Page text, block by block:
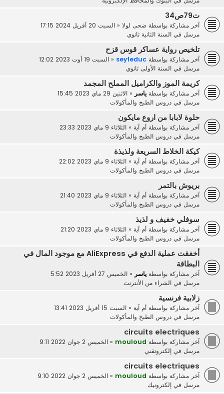
ت79ص34
آخر مشاركة بواسطة ضحى لولا« السبت 20 أفريل 2024 17:15
مرسل في السنة الثانية ثانوي
تلخيص رواية عساكر قوس قزح
آخر مشاركة بواسطة seyfeduc
« السبت 19 أوت 2023 12:02
مرسل في السنة الأولى ثانوي
كريمة الموز والكراميل المملح المجمد
آخر مشاركة بواسطة ياسر« الاثنين 29 ماي 2023 15:45
مرسل في دروس الطبخ والمأكولات
حلوة لابابا من اروع مايكون
آخر مشاركة بواسطة أم آية« الثلاثاء 9 ماي 2023 23:33
مرسل في دروس الطبخ والمأكولات
كيكة الخلاط السريعة ولذيذة
آخر مشاركة بواسطة أم آية« الثلاثاء 9 ماي 2023 22:02
مرسل في دروس الطبخ والمأكولات
بريوش بالتمر
آخر مشاركة بواسطة أم آية« الثلاثاء 9 ماي 2023 21:40
مرسل في دروس الطبخ والمأكولات
سوفلي خفيف و لذيذ
آخر مشاركة بواسطة أم آية« الثلاثاء 9 ماي 2023 21:20
مرسل في دروس الطبخ والمأكولات
أخفقت عملية الدفع في AliExpress مع موجود المال في
البطاقة
آخر مشاركة بواسطة ياسر« الخميس 27 أفريل 2023 5:52
مرسل في الشراء من الأنترنت
زلابية فرنسية
آخر مشاركة بواسطة أم آية« السبت 15 أفريل 2023 13:41
مرسل في دروس الطبخ والمأكولات
circuits electriques
آخر مشاركة بواسطة mouloud
« الخميس 2 جوان 2022 9:11
مرسل في إلكتروتقني
circuits electriques
آخر مشاركة بواسطة mouloud
« الخميس 2 جوان 2022 9:10
مرسل في إلكترونيك